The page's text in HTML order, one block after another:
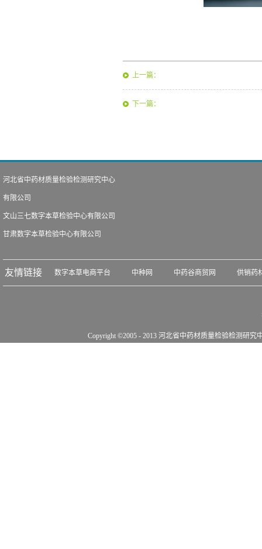
上一篇：
下一篇：
河北省中药材质量检验检测研究中心
有限公司
文山三七数字本草检验中心有限公司
甘肃数字本草检验中心有限公司
友情链接 数字本草电商平台 中种网 中药谷商贸网 供销药
Copyright ©2005 - 2013 河北省中药材质量检验检测研究